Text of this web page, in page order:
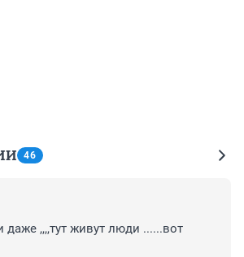
46
,,,,тут живут люди ......вот